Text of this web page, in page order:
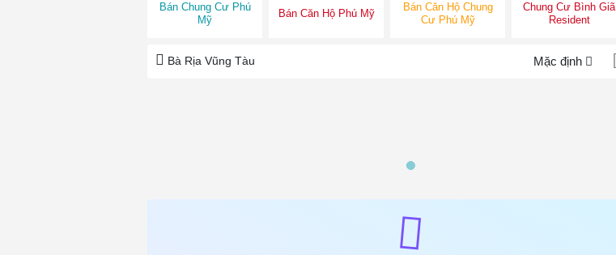
Bán Chung Cư Phú
Mỹ
Bán Căn Hộ Phú Mỹ
Bán Căn Hộ Chung
Cư Phú Mỹ
Chung Cư Bình Giã
Resident
Bà Rịa Vũng Tàu Mặc định